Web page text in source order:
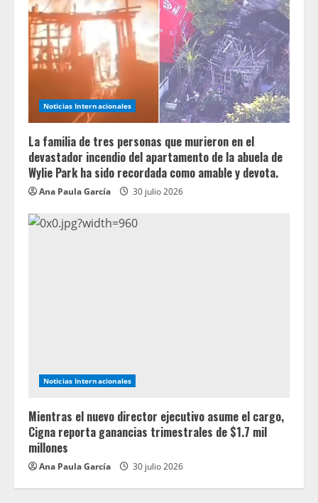
Noticias Internacionales
La familia de tres personas que murieron en el
devastador incendio del apartamento de la abuela de
Wylie Park ha sido recordada como amable y devota.
Ana Paula García 30 julio 2026
Noticias Internacionales
Mientras el nuevo director ejecutivo asume el cargo,
Cigna reporta ganancias trimestrales de $1.7 mil
millones
Ana Paula García 30 julio 2026